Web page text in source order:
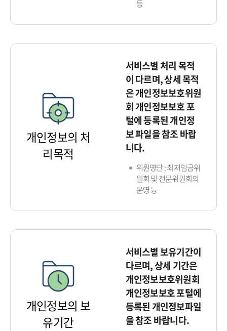
등
개인정보의 처
리목적
서비스별 처리 목적
이 다르며, 상세 목적
은 개인정보보호위원
회 개인정보보호 포
털에 등록된 개인정
보 파일을 참조 바랍
니다.
위원명단 : 최저임금위
원회 및 전문위원회의
운영 등
개인정보의 보
유기간
서비스별 보유기간이
다르며, 상세 기간은
개인정보보호위원회
개인정보보호 포털에
등록된 개인정보파일
을 참조 바랍니다.